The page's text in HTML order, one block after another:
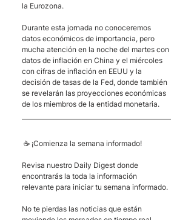
la Eurozona.
Durante esta jornada no conoceremos
datos económicos de importancia, pero
mucha atención en la noche del martes con
datos de inflación en China y el miércoles
con cifras de inflación en EEUU y la
decisión de tasas de la Fed, donde también
se revelarán las proyecciones económicas
de los miembros de la entidad monetaria.
☕ ¡Comienza la semana informado!
Revisa nuestro Daily Digest donde
encontrarás la toda la información
relevante para iniciar tu semana informado.
No te pierdas las noticias que están